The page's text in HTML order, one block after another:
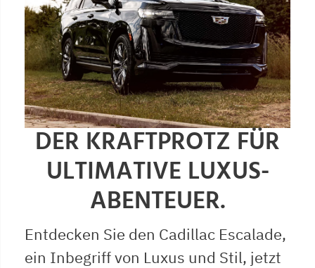
DER KRAFTPROTZ FÜR
ULTIMATIVE LUXUS-
ABENTEUER.
Entdecken Sie den Cadillac Escalade,
ein Inbegriff von Luxus und Stil, jetzt